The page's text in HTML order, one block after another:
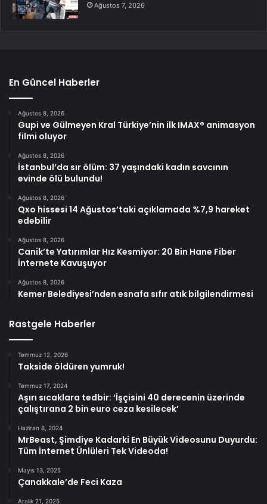
Ağustos 7, 2026
En Güncel Haberler
Ağustos 8, 2026
Gupi ve Gülmeyen Kral Türkiye’nin ilk IMAX® animasyon
filmi oluyor
Ağustos 8, 2026
İstanbul’da sır ölüm: 37 yaşındaki kadın savcının
evinde ölü bulundu!
Ağustos 8, 2026
Qxo hissesi 14 Ağustos’taki açıklamada %7,9 hareket
edebilir
Ağustos 8, 2026
Canik’te Yatırımlar Hız Kesmiyor: 20 Bin Hane Fiber
İnternete Kavuşuyor
Ağustos 8, 2026
Kemer Belediyesi’nden esnafa sıfır atık bilgilendirmesi
Rastgele Haberler
Temmuz 12, 2026
Takside öldüren yumruk!
Temmuz 17, 2024
Aşırı sıcaklara tedbir: ‘İşçisini 40 derecenin üzerinde
çalıştırana 2 bin euro ceza kesilecek’
Haziran 8, 2024
MrBeast, Şimdiye Kadarki En Büyük Videosunu Duyurdu:
Tüm İnternet Ünlüleri Tek Videoda!
Mayıs 13, 2025
Çanakkale’de Feci Kaza
Aralık 21, 2025